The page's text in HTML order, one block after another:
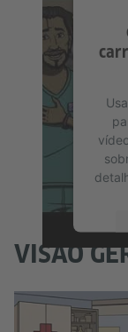
VISÃO